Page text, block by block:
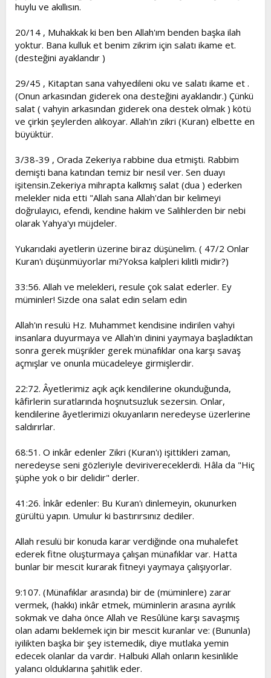
huylu ve akıllısın.
20/14 , Muhakkak ki ben ben Allah'ım benden başka ilah
yoktur. Bana kulluk et benim zikrim için salatı ikame et.
(desteğini ayaklandır )
29/45 , Kitaptan sana vahyedileni oku ve salatı ikame et .
(Onun arkasından giderek ona desteğini ayaklandır.) Çünkü
salat ( vahyin arkasından giderek ona destek olmak ) kötü
ve çirkin şeylerden alıkoyar. Allah'ın zikri (Kuran) elbette en
büyüktür.
3/38-39 , Orada Zekeriya rabbine dua etmişti. Rabbim
demişti bana katından temiz bir nesil ver. Sen duayı
işitensin.Zekeriya mihrapta kalkmış salat (dua ) ederken
melekler nida etti "Allah sana Allah'dan bir kelimeyi
doğrulayıcı, efendi, kendine hakim ve Salihlerden bir nebi
olarak Yahya'yı müjdeler.
Yukarıdaki ayetlerin üzerine biraz düşünelim. ( 47/2 Onlar
Kuran'ı düşünmüyorlar mı?Yoksa kalpleri kilitli midir?)
33:56. Allah ve melekleri, resule çok salat ederler. Ey
müminler! Sizde ona salat edin selam edin
Allah'ın resulü Hz. Muhammet kendisine indirilen vahyi
insanlara duyurmaya ve Allah'ın dinini yaymaya başladıktan
sonra gerek müşrikler gerek münafıklar ona karşı savaş
açmışlar ve onunla mücadeleye girmişlerdir.
22:72. Âyetlerimiz açık açık kendilerine okunduğunda,
kâfirlerin suratlarında hoşnutsuzluk sezersin. Onlar,
kendilerine âyetlerimizi okuyanların neredeyse üzerlerine
saldırırlar.
68:51. O inkâr edenler Zikri (Kuran'ı) işittikleri zaman,
neredeyse seni gözleriyle devirivereceklerdi. Hâla da "Hiç
şüphe yok o bir delidir" derler.
41:26. İnkâr edenler: Bu Kuran'ı dinlemeyin, okunurken
gürültü yapın. Umulur ki bastırırsınız dediler.
Allah resulü bir konuda karar verdiğinde ona muhalefet
ederek fitne oluşturmaya çalışan münafıklar var. Hatta
bunlar bir mescit kurarak fitneyi yaymaya çalışıyorlar.
9:107. (Münafıklar arasında) bir de (müminlere) zarar
vermek, (hakkı) inkâr etmek, müminlerin arasına ayrılık
sokmak ve daha önce Allah ve Resûlüne karşı savaşmış
olan adamı beklemek için bir mescit kuranlar ve: (Bununla)
iyilikten başka bir şey istemedik, diye mutlaka yemin
edecek olanlar da vardır. Halbuki Allah onların kesinlikle
yalancı olduklarına şahitlik eder.